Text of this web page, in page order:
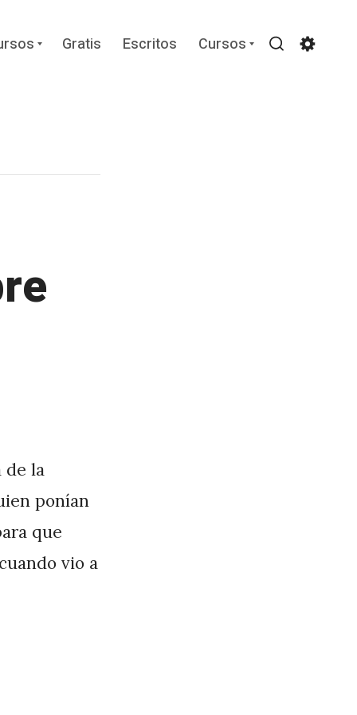
Expand
childGratis Escritos Cursos Expand
child
de la
ponían
que
vio a